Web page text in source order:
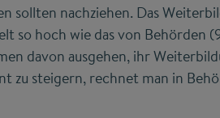
sollten nachziehen. Das
so hoch wie das von Behörden
davon ausgehen, ihr
zu steigern, rechnet man in